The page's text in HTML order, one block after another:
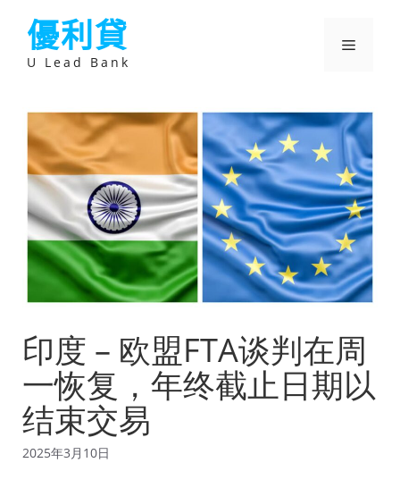
優利貸
U Lead Bank
選
印度 – 欧盟FTA谈判在周
一恢复，年终截止日期以
结束交易
2025年3月10日